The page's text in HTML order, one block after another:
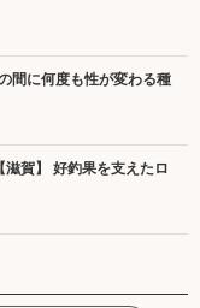
間に何度も性が変わる種
賀】 好釣果を支えたロ